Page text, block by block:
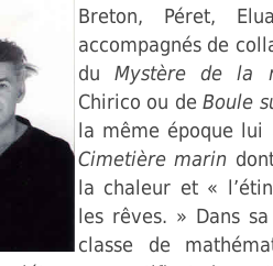
Breton, Péret,
accompagnés de
duMystère de la
Chirico ou deBoule
la même époque
Cimetière marin
la chaleur et «
les rêves. » Dans
classe de